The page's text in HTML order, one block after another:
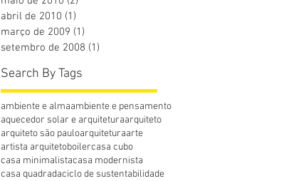
abril de 2010 (1)
março de 2009 (1)
setembro de 2008 (1)
Search By Tags
ambiente e almaambiente e pensamento
aquecedor solar e arquiteturaarquiteto
arquiteto são pauloarquiteturaarte
artista arquitetoboilercasa cubo
casa minimalistacasa modernista
casa quadradaciclo de sustentabilidade